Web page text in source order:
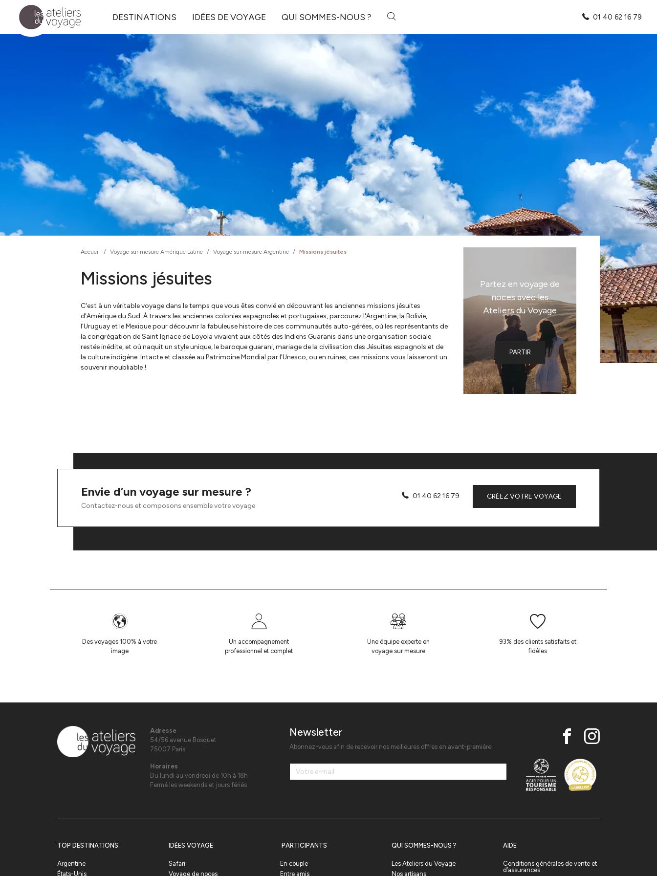
Aller au contenu principal
DESTINATIONS IDÉES DE VOYAGE QUI SOMMES-NOUS ? 01 40 62 16 79
Accueil / Voyage sur mesure Amérique Latine / Voyage sur mesure Argentine / Missions jésuites
Missions jésuites
C'est à un véritable voyage dans le temps que vous êtes convié en découvrant les anciennes missions jésuites
d'Amérique du Sud. À travers les anciennes colonies espagnoles et portugaises, parcourez l'Argentine, la Bolivie,
l'Uruguay et le Mexique pour découvrir la fabuleuse histoire de ces communautés auto-gérées, où les représentants de
la congrégation de Saint Ignace de Loyola vivaient aux côtés des Indiens Guaranis dans une organisation sociale
restée inédite, et où naquit un style unique, le baroque guarani, mariage de la civilisation des Jésuites espagnols et de
la culture indigène. Intacte et classée au Patrimoine Mondial par l'Unesco, ou en ruines, ces missions vous laisseront un
souvenir inoubliable !
Partez en voyage de
noces avec les
Ateliers du Voyage
PARTIR
Envie d’un voyage sur mesure ?
Contactez-nous et composons ensemble votre voyage
01 40 62 16 79 CRÉEZ VOTRE VOYAGE
Des voyages 100% à votre
image
Un accompagnement
professionnel et complet
Une équipe experte en
voyage sur mesure
93% des clients satisfaits et
fidèles
Adresse
54/56 avenue Bosquet
75007 Paris
Horaires
Du lundi au vendredi de 10h à 18h
Fermé les weekends et jours fériés
Newsletter
Abonnez-vous afin de recevoir nos meilleures offres en avant-première
TOP DESTINATIONS
Argentine
États-Unis
IDÉES VOYAGE
Safari
Voyage de noces
PARTICIPANTS
En couple
Entre amis
QUI SOMMES-NOUS ?
Les Ateliers du Voyage
Nos artisans
AIDE
Conditions générales de vente et
d’assurances